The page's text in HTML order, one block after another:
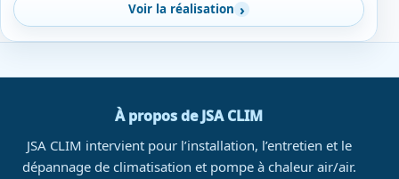
Voir la réalisation
À propos de JSA CLIM
JSA CLIM intervient pour l’installation, l’entretien et le
dépannage de climatisation et pompe à chaleur air/air.